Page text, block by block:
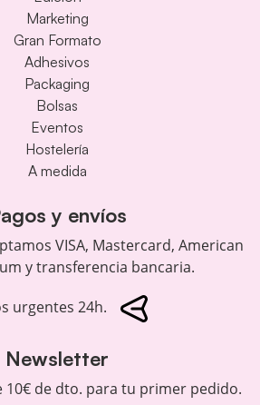
Marketing
Gran Formato
Adhesivos
Packaging
Bolsas
Eventos
Hostelería
A medida
y envíos
VISA, Mastercard, American
y transferencia bancaria.
urgentes 24h.
Newsletter
10€ de dto. para tu primer pedido.